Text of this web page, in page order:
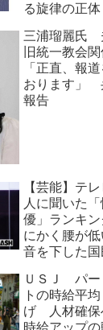
る旋律の正体
三浦瑠麗氏
旧統一教会
「正直、報
おります」
報告
【芸能】テ
人に聞いた
優」ランキ
にかく腰が
音を下した
ＵＳＪ パー
トの時給平
げ 人材確保